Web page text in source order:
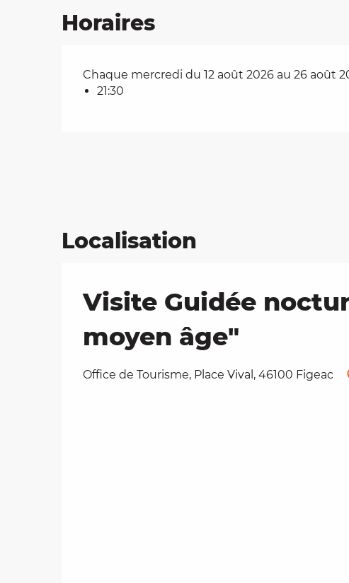
Horaires
Chaque mercredi du 12 août 2026 au 26 août
21:30
Localisation
Visite Guidée
moyen âge"
Office de Tourisme, Place Vival, 46100 Figeac